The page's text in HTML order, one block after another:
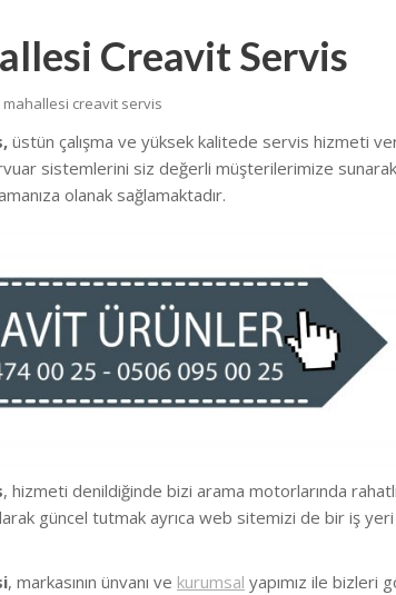
Creavit Servis
creavit servis
üstün çalışma ve yüksek kalitede servis hizmeti
sistemlerini siz değerli müşterilerimize
olanak sağlamaktadır.
, hizmeti denildiğinde bizi arama motorlarında
güncel tutmak ayrıca web sitemizi de bir iş
, markasının ünvanı ve kurumsal yapımız ile bizleri